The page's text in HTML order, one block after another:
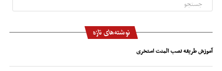
نوشته‌های تازه
آموزش طریقه نصب المنت استخری